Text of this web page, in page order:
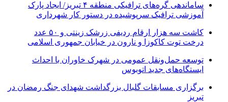
ساماندهی گره‌های ترافیکی منطقه ۴ تبریز/ ایجاد پارک
آموزشی ترافیک سرپوشیده در دستور کار شهرداری
کاشت سه هزار ارقام ردیفی زرشک زینتی و ۵۰ عدد
درخت توت کاکوزا و نارون در خیابان جمهوری اسلامی
توسعه حمل‌ونقل عمومی در شهرک خاوران با احداث
ایستگاه‌های جدید اتوبوس
برگزاری مسابقات گلبال بزرگداشت شهدای جنگ رمضان در
تبریز